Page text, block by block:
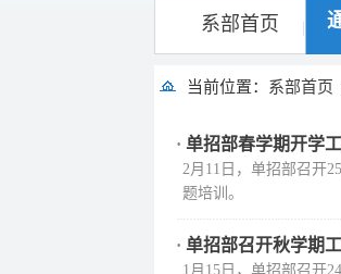
系部首页 |
当前位置： 系部首页
· 单招部春学期开学
2月11日，单招部召开
题培训。
· 单招部召开秋学期
1月15日，单招部召开